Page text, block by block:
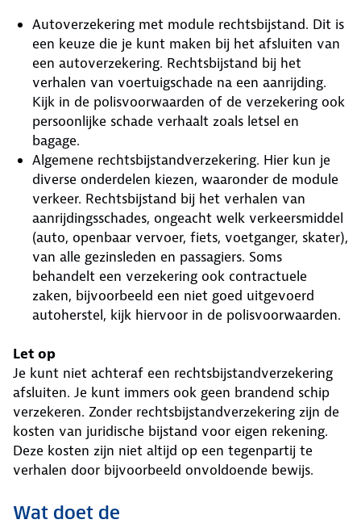
Autoverzekering met module rechtsbijstand. Dit is
een keuze die je kunt maken bij het afsluiten van
een autoverzekering. Rechtsbijstand bij het
verhalen van voertuigschade na een aanrijding.
Kijk in de polisvoorwaarden of de verzekering ook
persoonlijke schade verhaalt zoals letsel en
bagage.
Algemene rechtsbijstandverzekering. Hier kun je
diverse onderdelen kiezen, waaronder de module
verkeer. Rechtsbijstand bij het verhalen van
aanrijdingsschades, ongeacht welk verkeersmiddel
(auto, openbaar vervoer, fiets, voetganger, skater),
van alle gezinsleden en passagiers. Soms
behandelt een verzekering ook contractuele
zaken, bijvoorbeeld een niet goed uitgevoerd
autoherstel, kijk hiervoor in de polisvoorwaarden.
Let op
Je kunt niet achteraf een rechtsbijstandverzekering
afsluiten. Je kunt immers ook geen brandend schip
verzekeren. Zonder rechtsbijstandverzekering zijn de
kosten van juridische bijstand voor eigen rekening.
Deze kosten zijn niet altijd op een tegenpartij te
verhalen door bijvoorbeeld onvoldoende bewijs.
Wat doet de